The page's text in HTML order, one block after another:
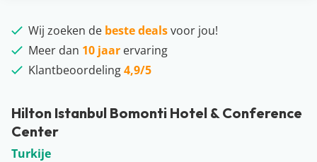
Hilton Istanbul Bomonti Hotel & Conference
Center
Turkije
Wij zoeken de beste dealsvoor jou!
Meer dan 10 jaar ervaring
Klantbeoordeling4,9/5